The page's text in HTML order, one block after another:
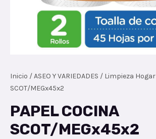
Inicio /ASEO Y VARIEDADES / Limpieza Hogar
SCOT/MEGx45x2
PAPEL COCINA
SCOT/MEGx45x2